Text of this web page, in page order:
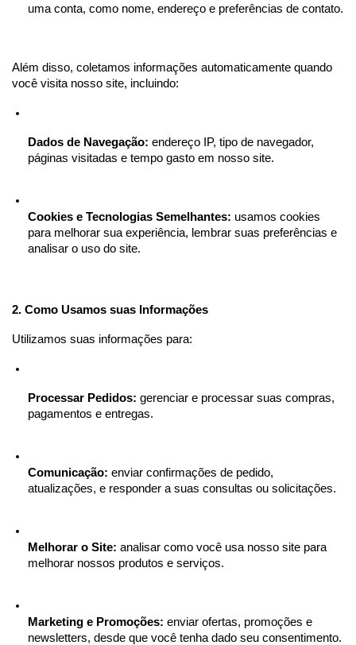
uma conta, como nome, endereço e preferências de contato.
Além disso, coletamos informações automaticamente quando
você visita nosso site, incluindo:
Dados de Navegação: endereço IP, tipo de navegador,
páginas visitadas e tempo gasto em nosso site.
Cookies e Tecnologias Semelhantes: usamos cookies
para melhorar sua experiência, lembrar suas preferências e
analisar o uso do site.
2. Como Usamos suas Informações
Utilizamos suas informações para:
Processar Pedidos: gerenciar e processar suas compras,
pagamentos e entregas.
Comunicação: enviar confirmações de pedido,
atualizações, e responder a suas consultas ou solicitações.
Melhorar o Site: analisar como você usa nosso site para
melhorar nossos produtos e serviços.
Marketing e Promoções: enviar ofertas, promoções e
newsletters, desde que você tenha dado seu consentimento.